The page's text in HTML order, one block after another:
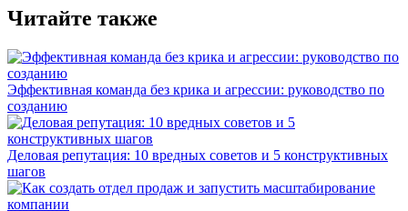
Читайте также
Эффективная команда без крика и агрессии: руководство по
созданию
Деловая репутация: 10 вредных советов и 5 конструктивных
шагов